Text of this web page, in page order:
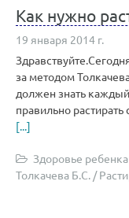
Как нужно
19 января 2014 г.
за методом
должен знать
правильно
[...]
Здоровье ребенка
Толкачева Б.С. /